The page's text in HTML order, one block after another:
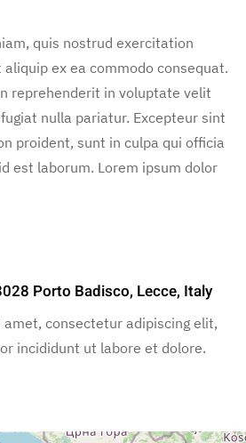
quis nostrud exercitation
ex ea commodo consequat.
reprehenderit in voluptate velit
nulla pariatur. Excepteur sint
proident, sunt in culpa qui officia
est laborum. Lorem ipsum dolor
Porto Badisco, Lecce, Italy
consectetur adipiscing elit,
incididunt ut labore et dolore.